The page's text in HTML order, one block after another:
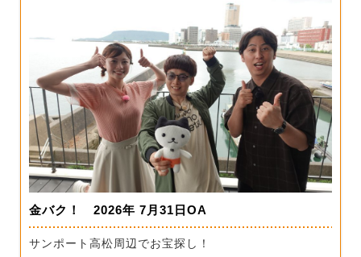
金バク！ 2026年 7月31日OA
サンポート高松周辺でお宝探し！